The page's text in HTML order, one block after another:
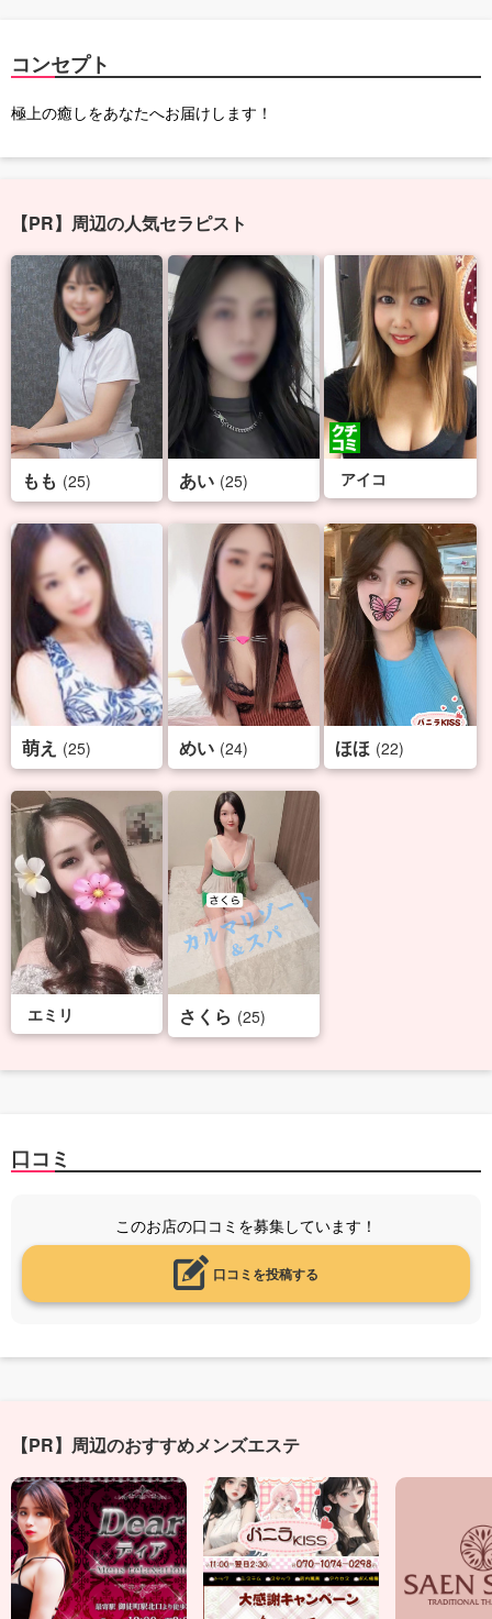
コンセプト
極上の癒しをあなたへお届けします！
【PR】周辺の人気セラピスト
もも (25) あい (25) アイコ
萌え (25) めい (24) ほほ (22)
エミリ さくら (25)
口コミ
このお店の口コミを募集しています！
口コミを投稿する
【PR】周辺のおすすめメンズエステ